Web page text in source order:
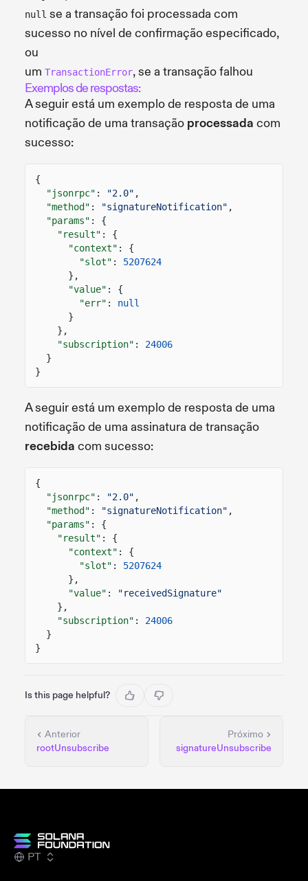
null se a transação foi processada com
sucesso no nível de confirmação especificado,
ou
um TransactionError, se a transação falhou
Exemplos de respostas:
A seguir está um exemplo de resposta de uma
notificação de uma transação processada com
sucesso:
{
"jsonrpc" : "2.0" ,
"method" : "signatureNotification" ,
"params" : {
"result" : {
"context" : {
"slot" :
5207624
},
"value" : {
"err" :
null
}
},
"subscription" :
24006
}
}
A seguir está um exemplo de resposta de uma
notificação de uma assinatura de transação
recebida com sucesso:
{
"jsonrpc" : "2.0" ,
"method" : "signatureNotification" ,
"params" : {
"result" : {
"context" : {
"slot" :
5207624
},
"value" :
"receivedSignature"
},
"subscription" :
24006
}
}
Is this page helpful?
Anterior
rootUnsubscribe
Próximo
signatureUnsubscribe
PT